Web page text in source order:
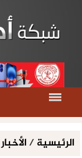
الرئيسية/الأخبار